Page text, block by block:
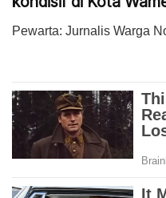
Pewarta: Jurnalis Warga